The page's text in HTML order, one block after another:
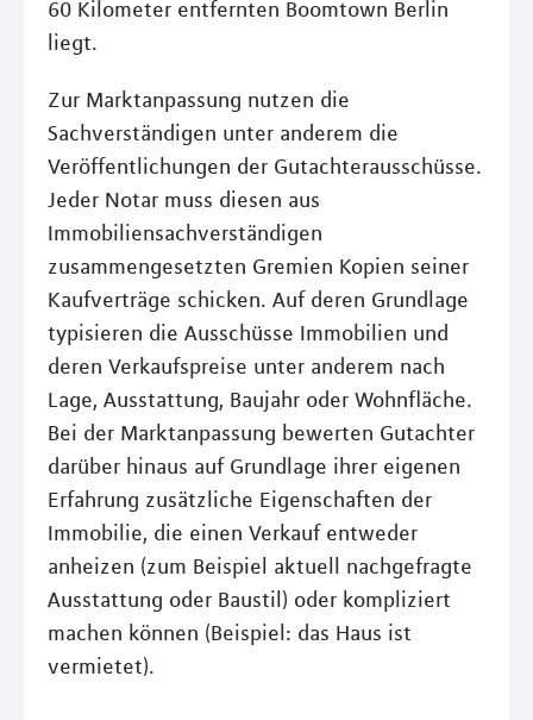
60 Kilometer entfernten Boomtown Berlin
liegt.
Zur Marktanpassung nutzen die
Sachverständigen unter anderem die
Veröffentlichungen der Gutachterausschüsse.
Jeder Notar muss diesen aus
Immobiliensachverständigen
zusammengesetzten Gremien Kopien seiner
Kaufverträge schicken. Auf deren Grundlage
typisieren die Ausschüsse Immobilien und
deren Verkaufspreise unter anderem nach
Lage, Ausstattung, Baujahr oder Wohnfläche.
Bei der Marktanpassung bewerten Gutachter
darüber hinaus auf Grundlage ihrer eigenen
Erfahrung zusätzliche Eigenschaften der
Immobilie, die einen Verkauf entweder
anheizen (zum Beispiel aktuell nachgefragte
Ausstattung oder Baustil) oder kompliziert
machen können (Beispiel: das Haus ist
vermietet).